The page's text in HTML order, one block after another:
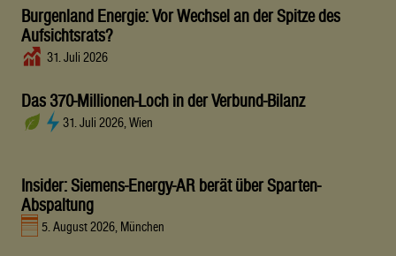
Burgenland Energie: Vor Wechsel an der Spitze des
Aufsichtsrats?
31. Juli 2026
Das 370-Millionen-Loch in der Verbund-Bilanz
31. Juli 2026, Wien
Insider: Siemens-Energy-AR berät über Sparten-
Abspaltung
5. August 2026, München